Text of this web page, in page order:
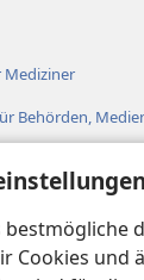
Cookies und
Mediziner
Behörden,